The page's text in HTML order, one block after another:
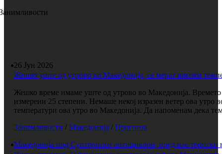
26 Јун 2026
Жешко уште од утрово во Македонија, се мерат високи
Жешко време имаме уште од утрово во Македонија. Времето
измерени 25 степени. Немаше некој изразен ветер ова
температури ова утро во Македонија. Да напоменам дека
Занимливости / Македонија / Прогноза
Македонија под Суптропски антициклон, пред нас тропски